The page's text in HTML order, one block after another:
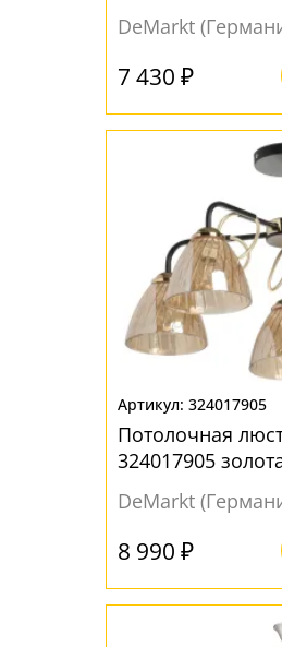
DeMarkt
7 430 ₽
324017905
Потолочная
324017905
DeMarkt
8 990 ₽